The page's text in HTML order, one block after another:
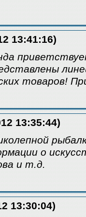
13:41:16)
товаров!
13:35:44)
о
и т.д.
13:30:04)